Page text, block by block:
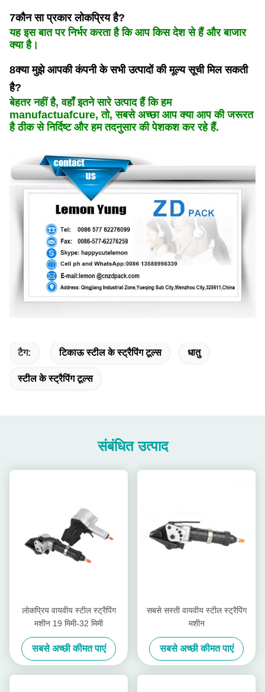
7कौन सा प्रकार लोकप्रिय है?
यह इस बात पर निर्भर करता है कि आप किस देश से हैं और बाजार
क्या है।
8क्या मुझे आपकी कंपनी के सभी उत्पादों की मूल्य सूची मिल सकती
है?
बेहतर नहीं है, वहाँ इतने सारे उत्पाद हैं कि हम
manufactuafcure, तो, सबसे अच्छा आप क्या आप की जरूरत
है ठीक से निर्दिष्ट और हम तदनुसार की पेशकश कर रहे हैं.
टैग: टिकाऊ स्टील के स्ट्रैपिंग टूल्स धातु
स्टील के स्ट्रैपिंग टूल्स
संबंधित उत्पाद
लोकप्रिय वायवीय स्टील स्ट्रैपिंग
मशीन 19 मिमी-32 मिमी
सबसे अच्छी कीमत पाएं
सबसे सस्ती वायवीय स्टील स्ट्रैपिंग
मशीन
सबसे अच्छी कीमत पाएं